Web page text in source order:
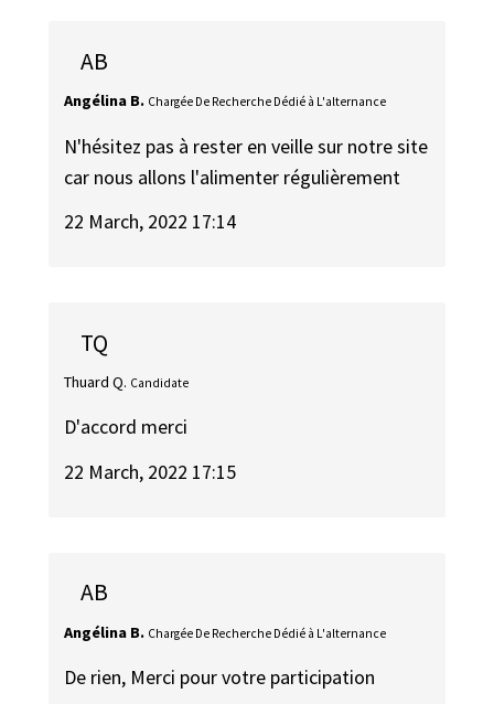
AB
Angélina B. Chargée De Recherche Dédié à L'alternance
N'hésitez pas à rester en veille sur notre site
car nous allons l'alimenter régulièrement
22 March, 2022 17:14
TQ
Thuard Q. Candidate
D'accord merci
22 March, 2022 17:15
AB
Angélina B. Chargée De Recherche Dédié à L'alternance
De rien, Merci pour votre participation